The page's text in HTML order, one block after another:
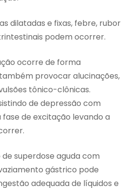
dilatadas e fixas, febre, rubor
podem ocorrer.
ocorre de forma
provocar alucinações,
tônico-clônicas.
de depressão com
de excitação levando a
superdose aguda com
gástrico pode
adequada de líquidos e